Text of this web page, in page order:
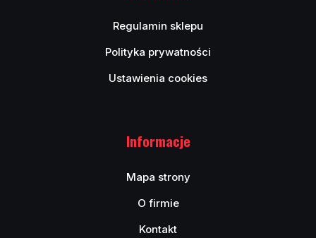
Regulamin sklepu
Polityka prywatności
Ustawienia cookies
Informacje
Mapa strony
O firmie
Kontakt